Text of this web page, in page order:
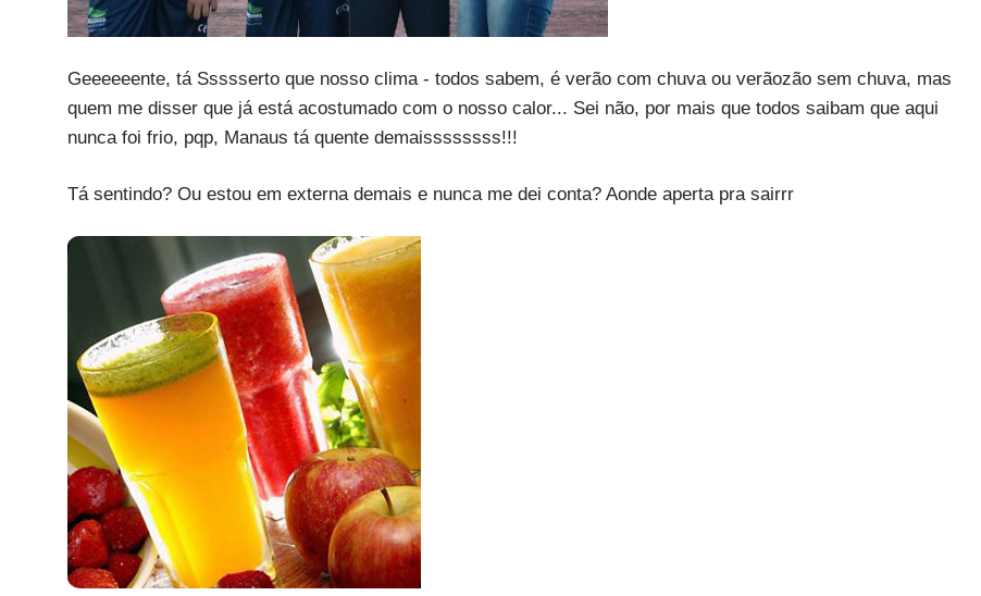
Geeeeeente, tá Ssssserto que nosso clima - todos sabem, é verão com chuva ou verãozão sem chuva, mas
quem me disser que já está acostumado com o nosso calor... Sei não, por mais que todos saibam que aqui
nunca foi frio, pqp, Manaus tá quente demaissssssss!!!
Tá sentindo? Ou estou em externa demais e nunca me dei conta? Aonde aperta pra sairrr